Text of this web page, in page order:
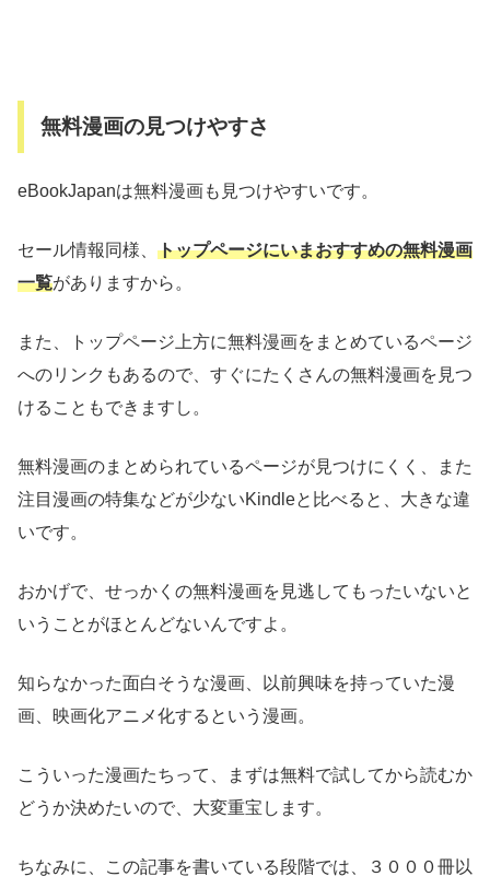
無料漫画の見つけやすさ
eBookJapanは無料漫画も見つけやすいです。
セール情報同様、 トップページにいまおすすめの無料漫画
一覧がありますから。
また、トップページ上方に無料漫画をまとめているページ
へのリンクもあるので、すぐにたくさんの無料漫画を見つ
けることもできますし。
無料漫画のまとめられているページが見つけにくく、また
注目漫画の特集などが少ないKindleと比べると、大きな違
いです。
おかげで、せっかくの無料漫画を見逃してもったいないと
いうことがほとんどないんですよ。
知らなかった面白そうな漫画、以前興味を持っていた漫
画、映画化アニメ化するという漫画。
こういった漫画たちって、まずは無料で試してから読むか
どうか決めたいので、大変重宝します。
ちなみに、この記事を書いている段階では、３０００冊以